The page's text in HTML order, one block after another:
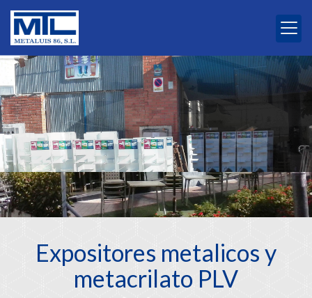
Diseño, fabricación y montaje
Podemos proporcionarle un servicio integral en el punto de venta.
Expositores, atriles...varios formatos y diseños.
Expositores para
Expositores metalicos y
metacrilato PLV